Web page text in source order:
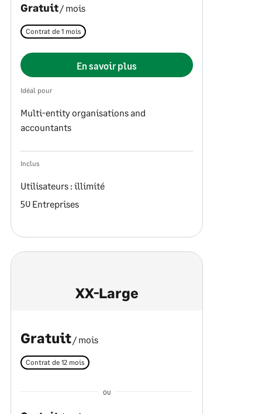
Gratuit/ mois
Contrat de 1 mois
En savoir plus
Idéal pour
Multi-entity organisations and
accountants
Inclus
Utilisateurs : illimité
50 Entreprises
XX-Large
Gratuit/ mois
Contrat de 12 mois
OU